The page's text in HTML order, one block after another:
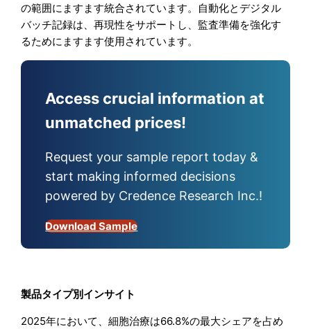
の範囲にますます統合されています。自動化とデジタル
バッチ記録は、再現性をサポートし、監査準備を強化す
るためにますます使用されています。
Access crucial information at
unmatched prices!
Request your sample report today &
start making informed decisions
powered by Credence Research Inc.!
Download Sample
製品タイプ別インサイト
2025年において、細胞治療は66.8%の最大シェアを占め